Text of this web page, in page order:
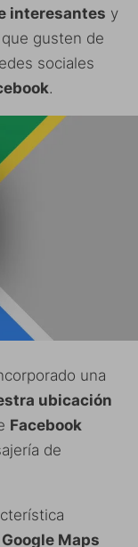
interesantes y
gusten de
sociales
.
una
ubicación
Facebook
de
Google Maps